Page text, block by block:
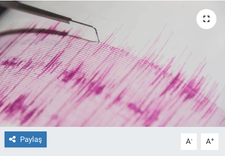
Paylaş A- A+
Eğitim
Eğlence
Ekonomi
Forum
Gerçeğin İzinde
Gün Başlıyor